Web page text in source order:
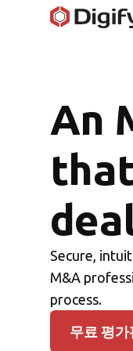
An
Secure,
M&A
process.
무료 평가